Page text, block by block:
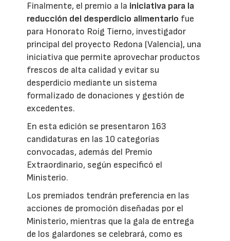
Finalmente, el premio a la iniciativa para la
reducción del desperdicio alimentario fue
para Honorato Roig Tierno, investigador
principal del proyecto Redona (Valencia), una
iniciativa que permite aprovechar productos
frescos de alta calidad y evitar su
desperdicio mediante un sistema
formalizado de donaciones y gestión de
excedentes.
En esta edición se presentaron 163
candidaturas en las 10 categorías
convocadas, además del Premio
Extraordinario, según especificó el
Ministerio.
Los premiados tendrán preferencia en las
acciones de promoción diseñadas por el
Ministerio, mientras que la gala de entrega
de los galardones se celebrará, como es